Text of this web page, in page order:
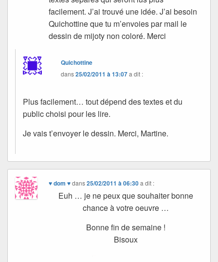
facilement. J’ai trouvé une idée. J’ai besoin
Quichottine que tu m’envoies par mail le
dessin de mijoty non coloré. Merci
Quichottine
dans25/02/2011 à 13:07a dit :
Plus facilement… tout dépend des textes et du
public choisi pour les lire.
Je vais t’envoyer le dessin. Merci, Martine.
♥ dom ♥dans25/02/2011 à 06:30 a dit :
Euh … je ne peux que souhaiter bonne
chance à votre oeuvre …
Bonne fin de semaine !
Bisoux